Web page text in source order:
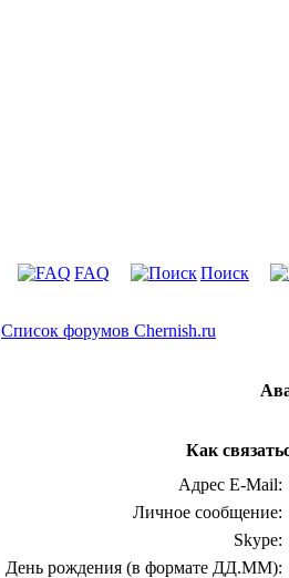
FAQ Поиск
Список форумов Chernish.ru
Как
Адрес E-Mail:
Личное сообщение:
Skype:
День рождения (в формате ДД.ММ):